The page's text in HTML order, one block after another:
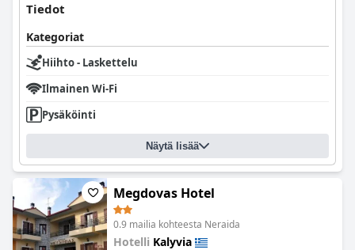
Tiedot
Kategoriat
Hiihto - Laskettelu
Ilmainen Wi-Fi
Pysäköinti
Näytä lisää
Megdovas Hotel
0.9 mailia kohteesta Neraida
Hotelli Kalyvia